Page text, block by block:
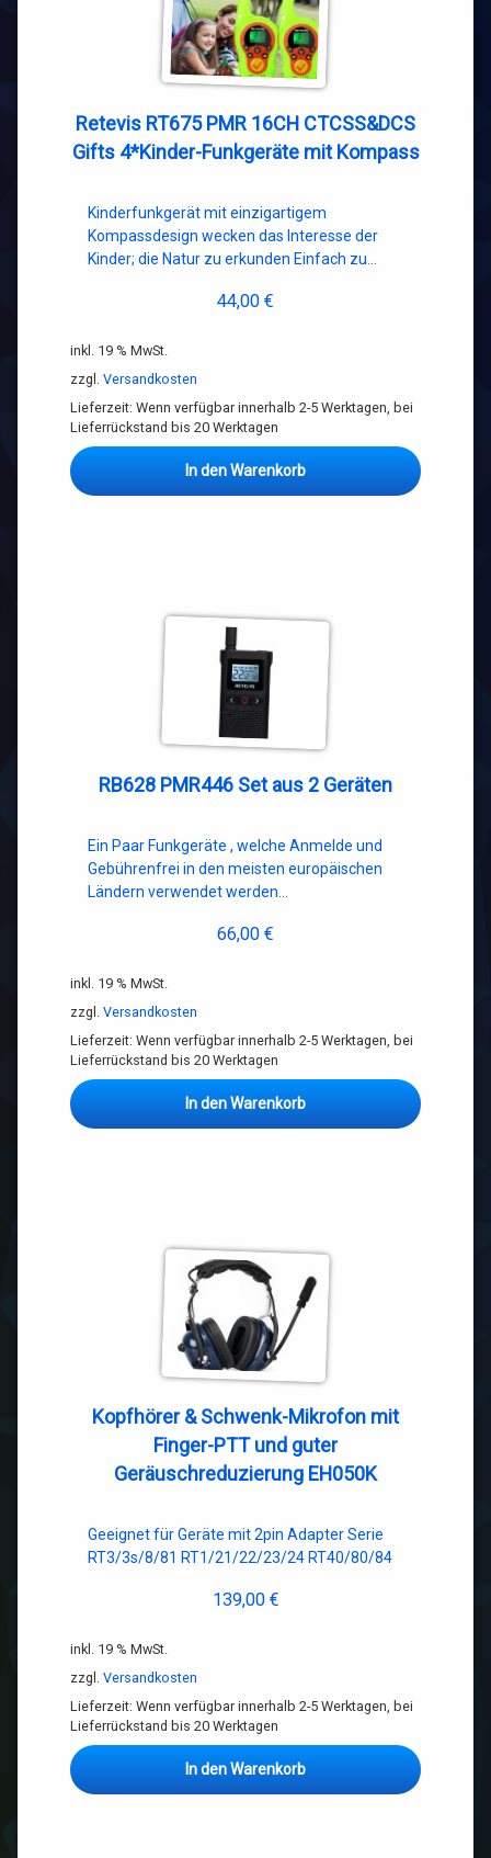
Retevis RT675 PMR 16CH CTCSS&DCS
Gifts 4*Kinder-Funkgeräte mit Kompass
Kinderfunkgerät mit einzigartigem
Kompassdesign wecken das Interesse der
Kinder; die Natur zu erkunden Einfach zu…
44,00 €
inkl. 19 % MwSt.
zzgl. Versandkosten
Lieferzeit: Wenn verfügbar innerhalb 2-5 Werktagen, bei
Lieferrückstand bis 20 Werktagen
In den Warenkorb
RB628 PMR446 Set aus 2 Geräten
Ein Paar Funkgeräte , welche Anmelde und
Gebührenfrei in den meisten europäischen
Ländern verwendet werden…
66,00 €
inkl. 19 % MwSt.
zzgl. Versandkosten
Lieferzeit: Wenn verfügbar innerhalb 2-5 Werktagen, bei
Lieferrückstand bis 20 Werktagen
In den Warenkorb
Kopfhörer & Schwenk-Mikrofon mit
Finger-PTT und guter
Geräuschreduzierung EH050K
Geeignet für Geräte mit 2pin Adapter Serie
RT3/3s/8/81 RT1/21/22/23/24 RT40/80/84
139,00 €
inkl. 19 % MwSt.
zzgl. Versandkosten
Lieferzeit: Wenn verfügbar innerhalb 2-5 Werktagen, bei
Lieferrückstand bis 20 Werktagen
In den Warenkorb